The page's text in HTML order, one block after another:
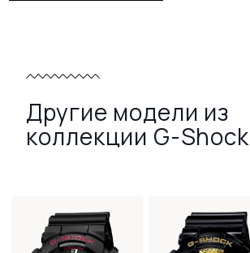
Другие модели из
коллекции G-Shock